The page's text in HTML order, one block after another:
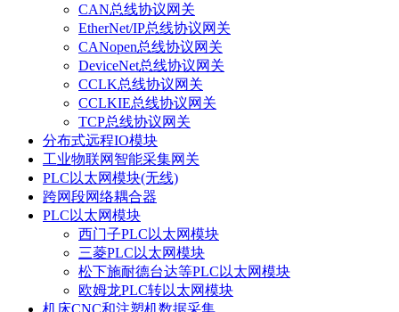
CAN总线协议网关
EtherNet/IP总线协议网关
CANopen总线协议网关
DeviceNet总线协议网关
CCLK总线协议网关
CCLKIE总线协议网关
TCP总线协议网关
分布式远程IO模块
工业物联网智能采集网关
PLC以太网模块(无线)
跨网段网络耦合器
PLC以太网模块
西门子PLC以太网模块
三菱PLC以太网模块
松下施耐德台达等PLC以太网模块
欧姆龙PLC转以太网模块